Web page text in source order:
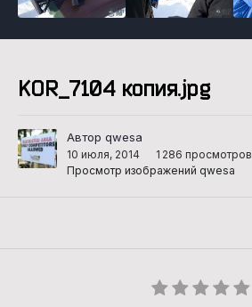
KOR_7104 копия.jpg
Автор qwesa
10 июля, 2014
1 286 просмотров
Просмотр изображений qwesa